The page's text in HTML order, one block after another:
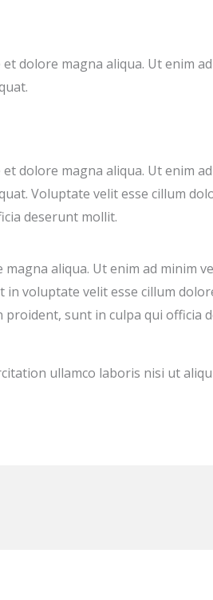
dolore magna aliqua. Ut enim
dolore magna aliqua. Ut enim
Voluptate velit esse cillum
deserunt mollit.
aliqua. Ut enim ad minim
voluptate velit esse cillum
proident, sunt in culpa qui officia
ullamco laboris nisi ut